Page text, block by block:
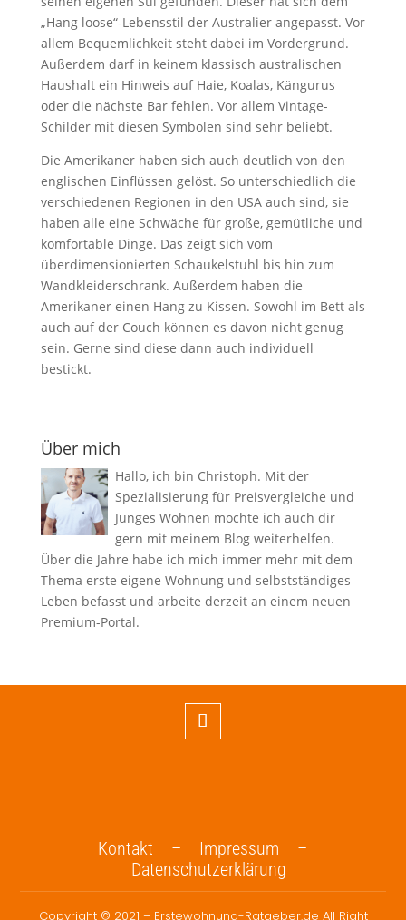
„Hang loose“-Lebensstil der Australier angepasst. Vor
allem Bequemlichkeit steht dabei im Vordergrund.
Außerdem darf in keinem klassisch australischen
Haushalt ein Hinweis auf Haie, Koalas, Kängurus
oder die nächste Bar fehlen. Vor allem Vintage-
Schilder mit diesen Symbolen sind sehr beliebt.
Die Amerikaner haben sich auch deutlich von den
englischen Einflüssen gelöst. So unterschiedlich die
verschiedenen Regionen in den USA auch sind, sie
haben alle eine Schwäche für große, gemütliche und
komfortable Dinge. Das zeigt sich vom
überdimensionierten Schaukelstuhl bis hin zum
Wandkleiderschrank. Außerdem haben die
Amerikaner einen Hang zu Kissen. Sowohl im Bett als
auch auf der Couch können es davon nicht genug
sein. Gerne sind diese dann auch individuell
bestickt.
Über mich
Hallo, ich bin Christoph. Mit der
Spezialisierung für Preisvergleiche und
Junges Wohnen möchte ich auch dir
gern mit meinem Blog weiterhelfen.
Über die Jahre habe ich mich immer mehr mit dem
Thema erste eigene Wohnung und selbstständiges
Leben befasst und arbeite derzeit an einem neuen
Premium-Portal.
Kontakt – Impressum –
Datenschutzerklärung
Copyright © 2021 – Erstewohnung-Ratgeber.de All Right